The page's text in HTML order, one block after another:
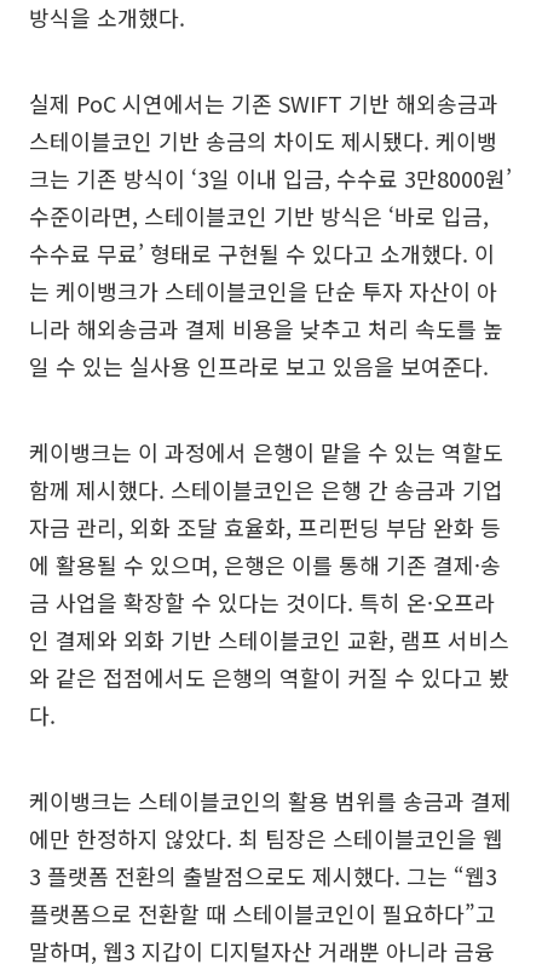
방식을 소개했다.
실제 PoC 시연에서는 기존 SWIFT 기반 해외송금과
스테이블코인 기반 송금의 차이도 제시됐다. 케이뱅
크는 기존 방식이 ‘3일 이내 입금, 수수료 3만8000원’
수준이라면, 스테이블코인 기반 방식은 ‘바로 입금,
수수료 무료’ 형태로 구현될 수 있다고 소개했다. 이
는 케이뱅크가 스테이블코인을 단순 투자 자산이 아
니라 해외송금과 결제 비용을 낮추고 처리 속도를 높
일 수 있는 실사용 인프라로 보고 있음을 보여준다.
케이뱅크는 이 과정에서 은행이 맡을 수 있는 역할도
함께 제시했다. 스테이블코인은 은행 간 송금과 기업
자금 관리, 외화 조달 효율화, 프리펀딩 부담 완화 등
에 활용될 수 있으며, 은행은 이를 통해 기존 결제·송
금 사업을 확장할 수 있다는 것이다. 특히 온·오프라
인 결제와 외화 기반 스테이블코인 교환, 램프 서비스
와 같은 접점에서도 은행의 역할이 커질 수 있다고 봤
다.
케이뱅크는 스테이블코인의 활용 범위를 송금과 결제
에만 한정하지 않았다. 최 팀장은 스테이블코인을 웹
3 플랫폼 전환의 출발점으로도 제시했다. 그는 “웹3
플랫폼으로 전환할 때 스테이블코인이 필요하다”고
말하며, 웹3 지갑이 디지털자산 거래뿐 아니라 금융